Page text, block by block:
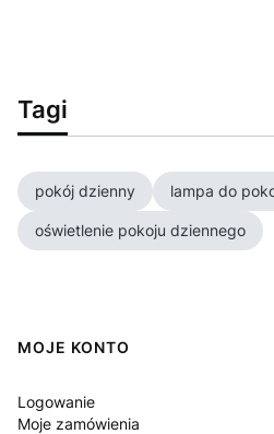
Tagi
pokój dzienny lampa do
oświetlenie pokoju dziennego
Linki w stopce
MOJE KONTO
Logowanie
Moje zamówienia